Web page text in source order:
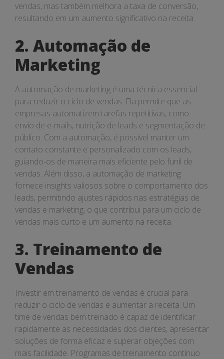
vendas, mas também melhora a taxa de conversão,
resultando em um aumento significativo na receita.
2. Automação de
Marketing
A automação de marketing é uma técnica essencial
para reduzir o ciclo de vendas. Ela permite que as
empresas automatizem tarefas repetitivas, como
envio de e-mails, nutrição de leads e segmentação de
público. Com a automação, é possível manter um
contato constante e personalizado com os leads,
guiando-os de maneira mais eficiente pelo funil de
vendas. Além disso, a automação de marketing
fornece insights valiosos sobre o comportamento dos
leads, permitindo ajustes rápidos nas estratégias de
vendas e marketing, o que contribui para um ciclo de
vendas mais curto e um aumento na receita.
3. Treinamento de
Vendas
Investir em treinamento de vendas é crucial para
reduzir o ciclo de vendas e aumentar a receita. Um
time de vendas bem treinado é capaz de identificar
rapidamente as necessidades dos clientes, apresentar
soluções de forma eficaz e superar objeções com
mais facilidade. Programas de treinamento contínuo